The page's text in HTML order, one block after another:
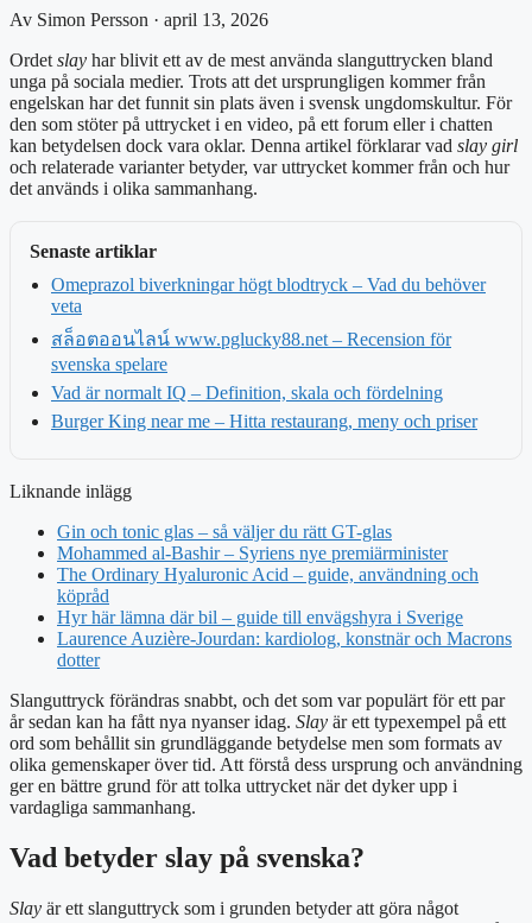
Av Simon Persson · april 13, 2026
Ordet slay har blivit ett av de mest använda slanguttrycken bland
unga på sociala medier. Trots att det ursprungligen kommer från
engelskan har det funnit sin plats även i svensk ungdomskultur. För
den som stöter på uttrycket i en video, på ett forum eller i chatten
kan betydelsen dock vara oklar. Denna artikel förklarar vad slay girl
och relaterade varianter betyder, var uttrycket kommer från och hur
det används i olika sammanhang.
Senaste artiklar
Omeprazol biverkningar högt blodtryck – Vad du behöver
veta
สล็อตออนไลน์ www.pglucky88.net – Recension för
svenska spelare
Vad är normalt IQ – Definition, skala och fördelning
Burger King near me – Hitta restaurang, meny och priser
Liknande inlägg
Gin och tonic glas – så väljer du rätt GT-glas
Mohammed al-Bashir – Syriens nye premiärminister
The Ordinary Hyaluronic Acid – guide, användning och
köpråd
Hyr här lämna där bil – guide till envägshyra i Sverige
Laurence Auzière-Jourdan: kardiolog, konstnär och Macrons
dotter
Slanguttryck förändras snabbt, och det som var populärt för ett par
år sedan kan ha fått nya nyanser idag. Slay är ett typexempel på ett
ord som behållit sin grundläggande betydelse men som formats av
olika gemenskaper över tid. Att förstå dess ursprung och användning
ger en bättre grund för att tolka uttrycket när det dyker upp i
vardagliga sammanhang.
Vad betyder slay på svenska?
Slay är ett slanguttryck som i grunden betyder att göra något